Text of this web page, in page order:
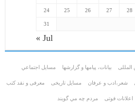
24 25 26 27 28
31
« Jul
المللی بیانات، پیامها و گزارشها مسايل اجتماعي
شعر،ادب و عرفان مسایل تاریخی معرفی و نقد کتب
اعلانات فوتی مردم چه مي گويند